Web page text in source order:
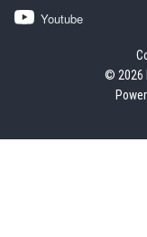
Youtube
© 2026